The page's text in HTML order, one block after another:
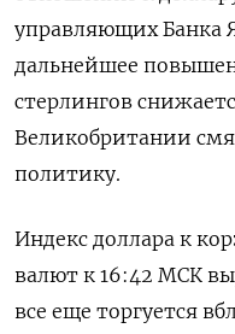
управляющих Банка
дальнейшее
стерлингов
Великобритании
политику.
Индекс доллара к
валют к 16:42 МСК
все еще торгуется